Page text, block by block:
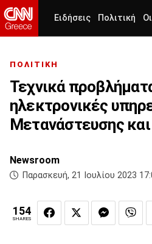
Ειδήσεις Πολιτική
ΠΟΛΙΤΙΚΗ
Τεχνικά
ηλεκτρονικές
Μετανάστευσης
Newsroom
Παρασκευή, 21 Ιουλίου 2023
154
SHARES